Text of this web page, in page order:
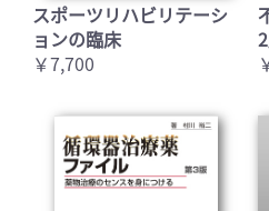
(正)pertussis
[VOLUME 2/Part 8/226. ヒト
よび関連疾患]
スポーツリハビリテーシ
ョンの臨床
￥7,700